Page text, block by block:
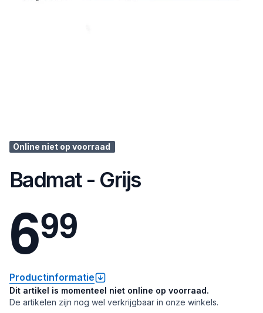
Online niet op voorraad
Badmat - Grijs
699
Productinformatie
Dit artikel is momenteel niet online op voorraad.
De artikelen zijn nog wel verkrijgbaar in onze winkels.